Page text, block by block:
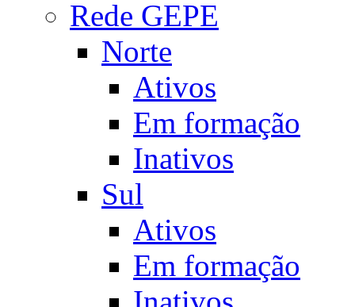
Rede GEPE
Norte
Ativos
Em formação
Inativos
Sul
Ativos
Em formação